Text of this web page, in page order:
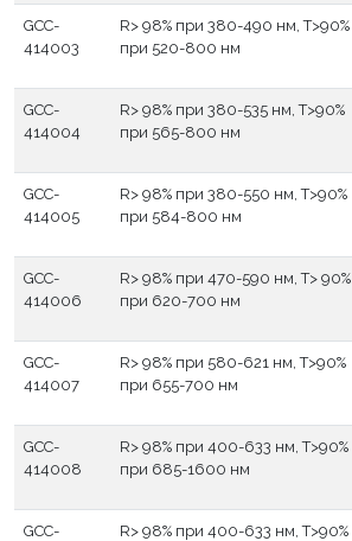
GCC-
414003
R> 98% при 380-490 нм, T>90%
при 520-800 нм
GCC-
414004
R> 98% при 380-535 нм, T>90%
при 565-800 нм
GCC-
414005
R> 98% при 380-550 нм, T>90%
при 584-800 нм
GCC-
414006
R> 98% при 470-590 нм, T> 90%
при 620-700 нм
GCC-
414007
R> 98% при 580-621 нм, T>90%
при 655-700 нм
GCC-
414008
R> 98% при 400-633 нм, T>90%
при 685-1600 нм
GCC-
R> 98% при 400-633 нм, T>90%